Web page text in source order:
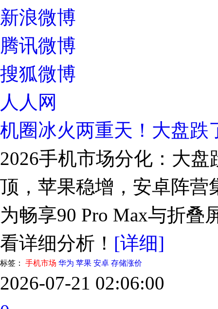
新浪微博
腾讯微博
搜狐微博
人人网
机圈冰火两重天！大盘跌
2026手机市场分化：大
顶，苹果稳增，安卓阵营
为畅享90 Pro Max与折叠
看详细分析！ [详细]
标签： 手机市场 华为 苹果 安卓 存储涨价
2026-07-21 02:06:00